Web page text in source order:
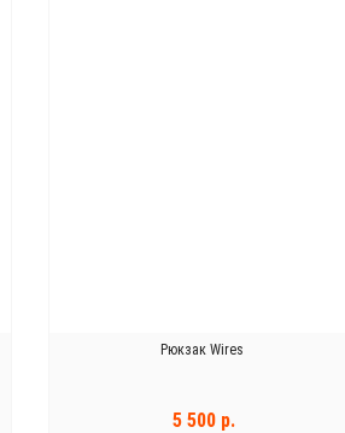
Рюкзак Wires
5 500 р.